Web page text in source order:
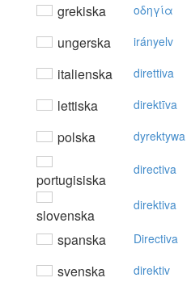
grekiska oδηγία
ungerska irányelv
italienska direttiva
lettiska direktīva
polska dyrektywa
portugisiska
directiva
slovenska
direktiva
spanska Directiva
svenska direktiv